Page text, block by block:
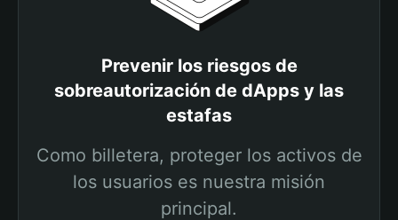
Prevenir los riesgos de
sobreautorización de dApps y las
estafas
Como billetera, proteger los activos de
los usuarios es nuestra misión
principal.